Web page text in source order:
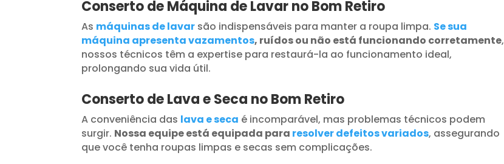
Conserto de Máquina de Lavar no Bom Retiro
As máquinas de lavar são indispensáveis para manter a roupa limpa. Se sua
máquina apresenta vazamentos, ruídos ou não está funcionando corretamente,
nossos técnicos têm a expertise para restaurá-la ao funcionamento ideal,
prolongando sua vida útil.
Conserto de Lava e Seca no Bom Retiro
A conveniência das lava e seca é incomparável, mas problemas técnicos podem
surgir. Nossa equipe está equipada para resolver defeitos variados, assegurando
que você tenha roupas limpas e secas sem complicações.